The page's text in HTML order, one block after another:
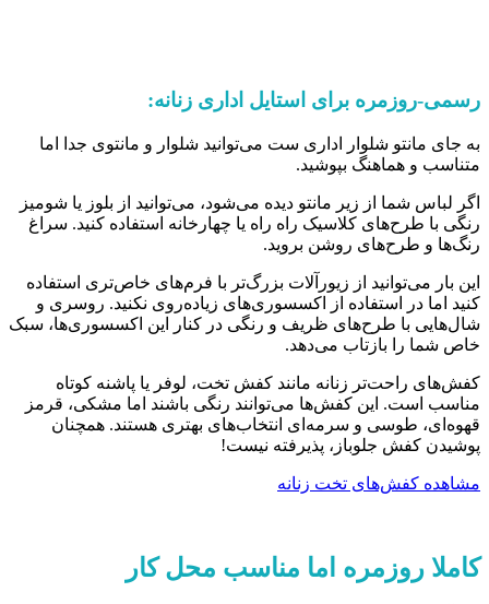
رسمی-روزمره برای استایل اداری زنانه:
به جای مانتو شلوار اداری ست می‌توانید شلوار و مانتوی جدا اما
متناسب و هماهنگ بپوشید.
اگر لباس شما از زیر مانتو دیده می‌شود، می‌توانید از بلوز یا شومیز
رنگی با طرح‌های کلاسیک راه راه یا چهارخانه استفاده کنید. سراغ
رنگ‌ها و طرح‌های روشن بروید.
این بار می‌توانید از زیورآلات بزرگ‌تر با فرم‌های خاص‌تری استفاده
کنید اما در استفاده از اکسسوری‌های زیاده‌روی نکنید. روسری و
شال‌هایی با طرح‌های ظریف و رنگی در کنار این اکسسوری‌ها، سبک
خاص شما را بازتاب می‌دهد.
کفش‌های راحت‌تر زنانه مانند کفش تخت، لوفر یا پاشنه کوتاه
مناسب است. این کفش‌ها می‌توانند رنگی باشند اما مشکی، قرمز
قهوه‌ای، طوسی و سرمه‌ای انتخاب‌های بهتری هستند. همچنان
پوشیدن کفش جلوباز، پذیرفته نیست!
مشاهده کفش‌های تخت زنانه
کاملا روزمره اما مناسب محل کار